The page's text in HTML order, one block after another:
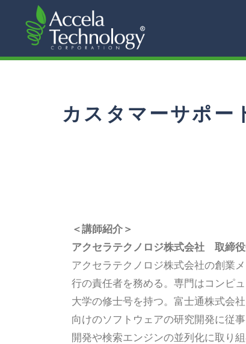
カスタマーサポー
＜講師紹介＞
アクセラテクノロジ株式会社 取締
アクセラテクノロジ株式会社の創業
行の責任者を務める。専門はコンピ
大学の修士号を持つ。富士通株式会
向けのソフトウェアの研究開発に従
開発や検索エンジンの並列化に取り